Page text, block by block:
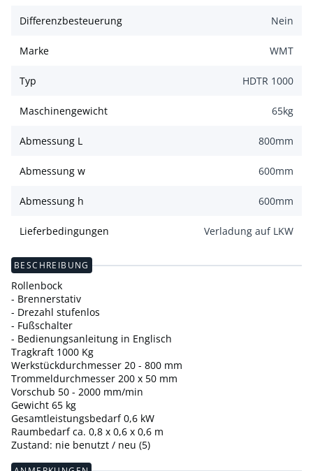
Differenzbesteuerung Nein
Marke WMT
Typ HDTR 1000
Maschinengewicht 65kg
Abmessung L 800mm
Abmessung w 600mm
Abmessung h 600mm
Lieferbedingungen Verladung auf LKW
BESCHREIBUNG
Rollenbock
- Brennerstativ
- Drezahl stufenlos
- Fußschalter
- Bedienungsanleitung in Englisch
Tragkraft 1000 Kg
Werkstückdurchmesser 20 - 800 mm
Trommeldurchmesser 200 x 50 mm
Vorschub 50 - 2000 mm/min
Gewicht 65 kg
Gesamtleistungsbedarf 0,6 kW
Raumbedarf ca. 0,8 x 0,6 x 0,6 m
Zustand: nie benutzt / neu (5)